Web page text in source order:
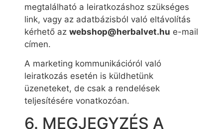
megtalálható a leiratkozáshoz szükséges
link, vagy az adatbázisból való eltávolítás
kérhető az webshop@herbalvet.hu e-mail
címen.
A marketing kommunikációról való
leiratkozás esetén is küldhetünk
üzeneteket, de csak a rendelések
teljesítésére vonatkozóan.
6. MEGJEGYZÉS A